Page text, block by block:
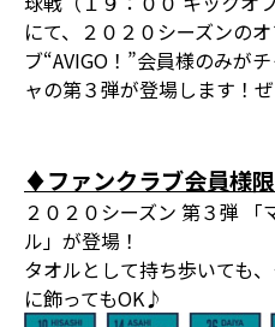
にて、２０２０シーズンの
ブ“AVIGO！”会員様のみが
ャの第３弾が登場します！
♦ファンクラブ会員様
２０２０シーズン 第３弾
ル」が登場！
タオルとして持ち歩いても
に飾ってもOK♪